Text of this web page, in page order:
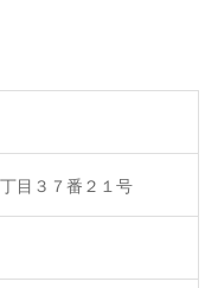
目３７番２１号